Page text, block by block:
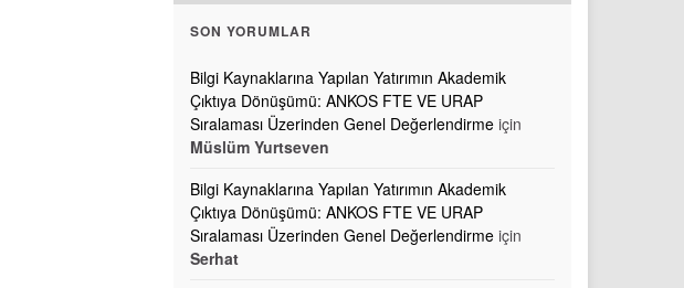
SON YORUMLAR
Bilgi Kaynaklarına Yapılan Yatırımın Akademik
Çıktıya Dönüşümü: ANKOS FTE VE URAP
Sıralaması Üzerinden Genel Değerlendirme için
Müslüm Yurtseven
Bilgi Kaynaklarına Yapılan Yatırımın Akademik
Çıktıya Dönüşümü: ANKOS FTE VE URAP
Sıralaması Üzerinden Genel Değerlendirme için
Serhat